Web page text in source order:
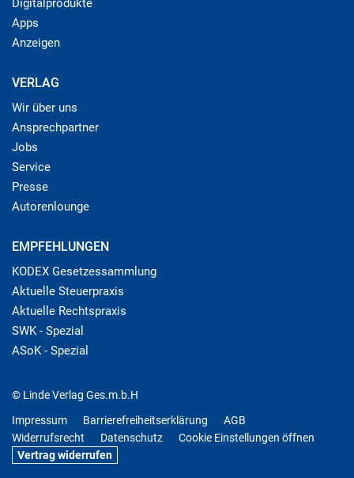
Digitalprodukte
Apps
Anzeigen
VERLAG
Wir über uns
Ansprechpartner
Jobs
Service
Presse
Autorenlounge
EMPFEHLUNGEN
KODEX Gesetzessammlung
Aktuelle Steuerpraxis
Aktuelle Rechtspraxis
SWK - Spezial
ASoK - Spezial
© Linde Verlag Ges.m.b.H
Impressum
Barrierefreiheitserklärung
AGB
Widerrufsrecht
Datenschutz
Cookie Einstellungen öffnen
Vertrag widerrufen